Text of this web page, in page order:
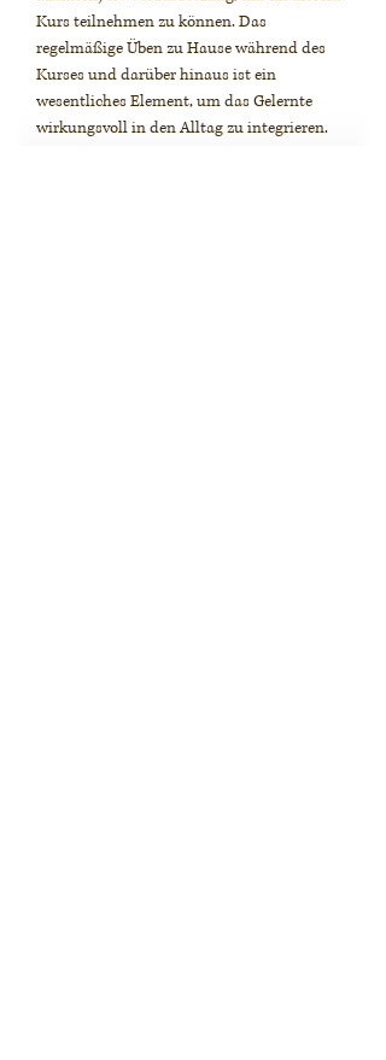
Kurs teilnehmen zu können. Das
regelmäßige Üben zu Hause während des
Kurses und darüber hinaus ist ein
wesentliches Element, um das Gelernte
wirkungsvoll in den Alltag zu integrieren.